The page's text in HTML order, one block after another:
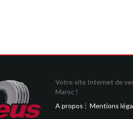
Votre site Internet de
Maroc !
A propos | Mentions